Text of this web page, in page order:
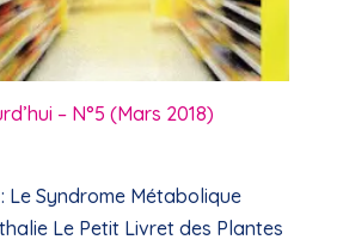
– N°5 (Mars 2018)
Le Syndrome Métabolique
Le Petit Livret des Plantes